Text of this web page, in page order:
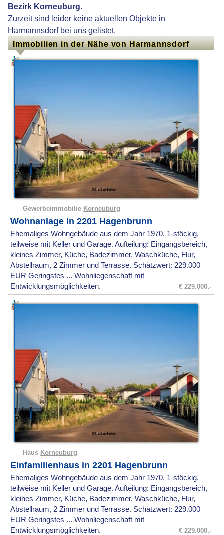
Bezirk Korneuburg.
Zurzeit sind leider keine aktuellen Objekte in
Harmannsdorf bei uns gelistet.
Immobilien in der Nähe von Harmannsdorf
Gewerbeimmobilie Korneuburg
Wohnanlage in 2201 Hagenbrunn
Ehemaliges Wohngebäude aus dem Jahr 1970, 1-stöckig,
teilweise mit Keller und Garage. Aufteilung: Eingangsbereich,
kleines Zimmer, Küche, Badezimmer, Waschküche, Flur,
Abstellraum, 2 Zimmer und Terrasse. Schätzwert: 229.000
EUR Geringstes ... Wohnliegenschaft mit
Entwicklungsmöglichkeiten.
€ 229.000,-
Haus Korneuburg
Einfamilienhaus in 2201 Hagenbrunn
Ehemaliges Wohngebäude aus dem Jahr 1970, 1-stöckig,
teilweise mit Keller und Garage. Aufteilung: Eingangsbereich,
kleines Zimmer, Küche, Badezimmer, Waschküche, Flur,
Abstellraum, 2 Zimmer und Terrasse. Schätzwert: 229.000
EUR Geringstes ... Wohnliegenschaft mit
Entwicklungsmöglichkeiten.
€ 229.000,-